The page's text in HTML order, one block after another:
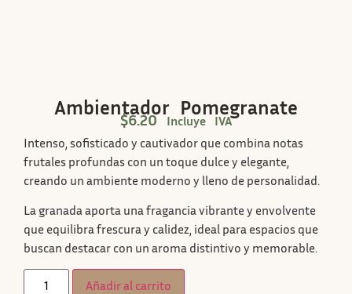
Ambientador Pomegranate
$6.20
Incluye IVA
Intenso, sofisticado y cautivador que combina notas
frutales profundas con un toque dulce y elegante,
creando un ambiente moderno y lleno de personalidad.
La granada aporta una fragancia vibrante y envolvente
que equilibra frescura y calidez, ideal para espacios que
buscan destacar con un aroma distintivo y memorable.
Añadir al carrito